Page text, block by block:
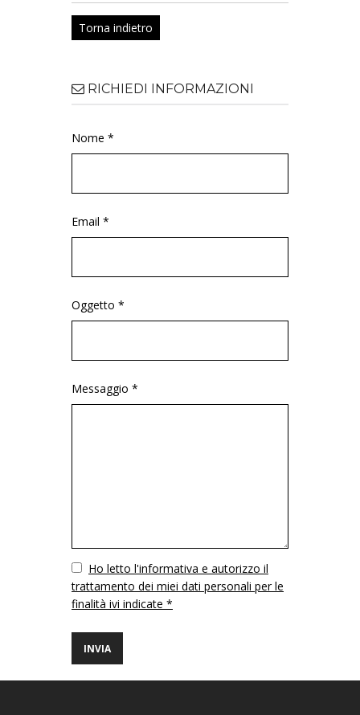
Torna indietro
RICHIEDI INFORMAZIONI
Nome *
Email *
Oggetto *
Messaggio *
VuotoHo letto l'informativa e autorizzo il
trattamento dei miei dati personali per le
finalità ivi indicate *